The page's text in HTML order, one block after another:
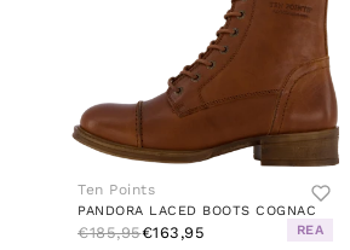
Ten Points
PANDORA LACED BOOTS COGNAC
€185,95€163,95 REA